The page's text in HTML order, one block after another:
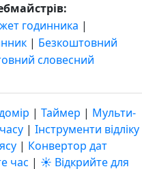
годинника |
| Безкоштовний
словесний
| Таймер | Мульти-
| Інструменти відліку
| Конвертор дат
час | ☀️ Відкрийте для